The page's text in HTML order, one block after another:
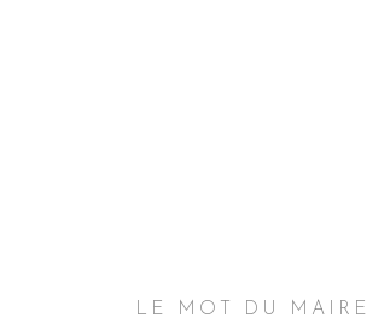
LE MOT DU MAIRE